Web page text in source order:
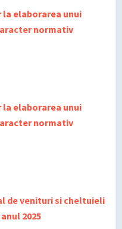
la elaborarea unui
normativ
la elaborarea unui
normativ
de venituri si cheltuieli
2025